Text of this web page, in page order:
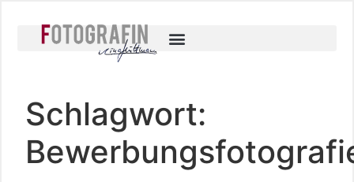
Schlagwort: